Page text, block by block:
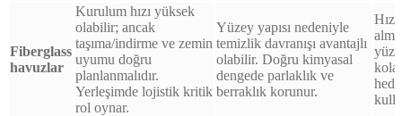
Fiberglass
havuzlar
Kurulum hızı yüksek
olabilir; ancak
taşıma/indirme ve zemin
uyumu doğru
planlanmalıdır.
Yerleşimde lojistik kritik
rol oynar.
Yüzey yapısı nedeniyle
temizlik davranışı avantajlı
olabilir. Doğru kimyasal
dengede parlaklık ve
berraklık korunur.